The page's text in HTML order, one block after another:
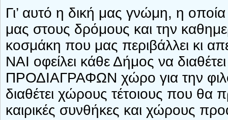
Γι’ αυτό η δική μας γνώμη, η
μας στους δρόμους και την
κοσμάκη που μας περιβάλλει κι
ΝΑΙ οφείλει κάθε Δήμος να
ΠΡΟΔΙΑΓΡΑΦΩΝ χώρο για την
διαθέτει χώρους τέτοιους που
καιρικές συνθήκες και χώρους